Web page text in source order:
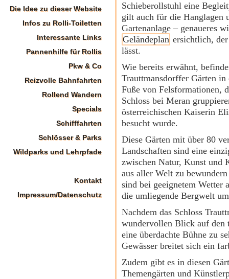
Die Idee zu dieser Website
Infos zu Rolli-Toiletten
Interessante Links
Pannenhilfe für Rollis
Pkw & Co
Reizvolle Bahnfahrten
Rollend Wandern
Specials
Schifffahrten
Schlösser & Parks
Wildparks und Lehrpfade
Kontakt
Impressum/Datenschutz
Schieberollstuhl eine
gilt auch für die Hanglagen
Gartenanlage – genaueres
Geländeplan ersichtlich,
lässt.
Wie bereits erwähnt,
Trauttmansdorffer Gärten in
Fuße von Felsformationen,
Schloss bei Meran
österreichischen Kaiserin
besucht wurde.
Diese Gärten mit über 80
Landschaften sind eine
zwischen Natur, Kunst und
aus aller Welt zu
sind bei geeignetem Wetter
die umliegende Bergwelt
Nachdem das Schloss
wundervollen Blick auf den
eine überdachte Bühne zu
Gewässer breitet sich ein
Zudem gibt es in diesen
Themengärten und